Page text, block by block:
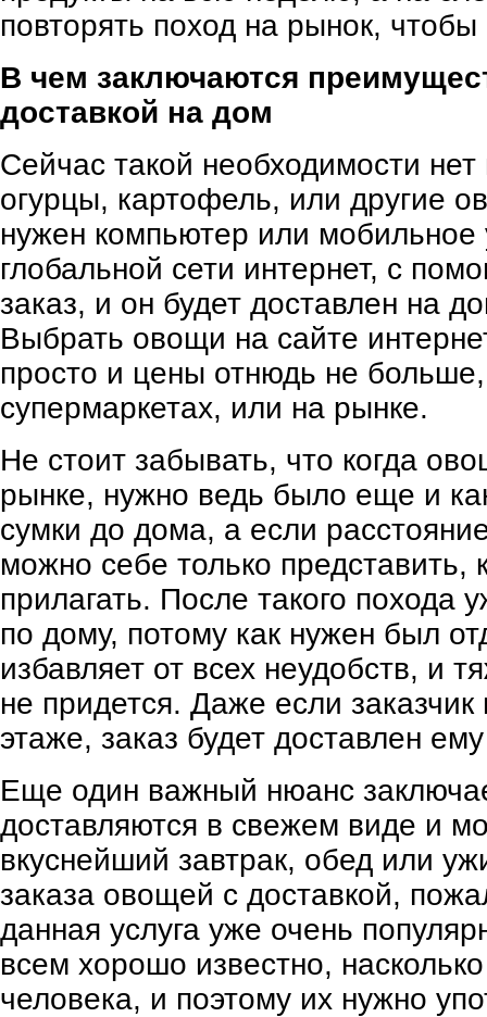
повторять поход на рынок,
В чем заключаются
доставкой на дом
Сейчас такой необходимости
огурцы, картофель, или другие
нужен компьютер или мобильное
глобальной сети интернет, с
заказ, и он будет доставлен на
Выбрать овощи на сайте
просто и цены отнюдь не
супермаркетах, или на рынке.
Не стоит забывать, что когда
рынке, нужно ведь было еще и
сумки до дома, а если
можно себе только представить,
прилагать. После такого похода
по дому, потому как нужен был
избавляет от всех неудобств, и
не придется. Даже если
этаже, заказ будет доставлен
Еще один важный нюанс
доставляются в свежем виде и
вкуснейший завтрак, обед или
заказа овощей с доставкой,
данная услуга уже очень
всем хорошо известно,
человека, и поэтому их нужно